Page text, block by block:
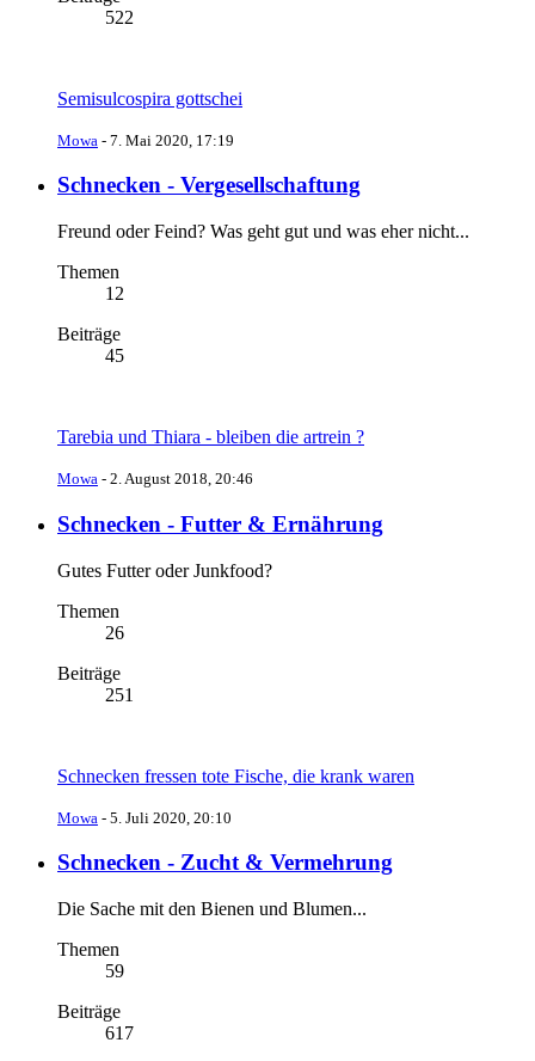
522
Semisulcospira gottschei
Mowa - 7. Mai 2020, 17:19
Schnecken - Vergesellschaftung
Freund oder Feind? Was geht gut und was eher nicht...
Themen
12
Beiträge
45
Tarebia und Thiara - bleiben die artrein ?
Mowa - 2. August 2018, 20:46
Schnecken - Futter & Ernährung
Gutes Futter oder Junkfood?
Themen
26
Beiträge
251
Schnecken fressen tote Fische, die krank waren
Mowa - 5. Juli 2020, 20:10
Schnecken - Zucht & Vermehrung
Die Sache mit den Bienen und Blumen...
Themen
59
Beiträge
617